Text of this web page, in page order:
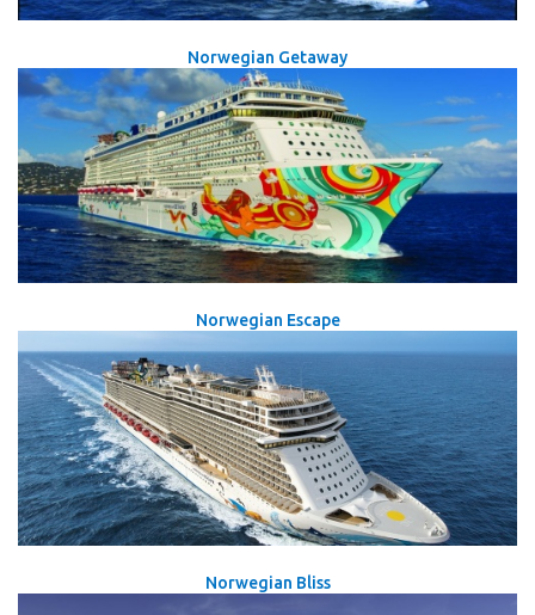
Norwegian Getaway
Norwegian Escape
Norwegian Bliss